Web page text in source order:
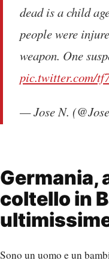
dead is a child
people were
weapon. One
pic.twitter.com/
— Jose N.
Germania,
coltello in
Sono un uomo e un